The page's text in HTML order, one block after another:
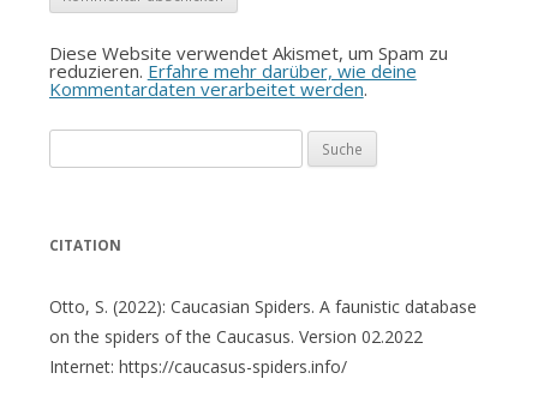
Diese Website verwendet Akismet, um Spam zu
reduzieren. Erfahre mehr darüber, wie deine
Kommentardaten verarbeitet werden.
nach:
CITATION
Otto, S. (2022): Caucasian Spiders. A faunistic database
on the spiders of the Caucasus. Version 02.2022
Internet: https://caucasus-spiders.info/